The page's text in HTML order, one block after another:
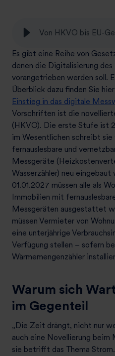
Es gibt eine Reihe von
denen die Digitalisierung des
vorangetrieben werden soll.
Überblick dazu finden Sie
Einstieg in das digitale
Vorschriften ist die
(HKVO). Die erste Stufe ist
im Wesentlichen schreibt sie
fernauslesbare und
Messgeräte
Wasserzähler) neu
01.01.2027 müssen alle als
Immobilien mit
Messgeräten ausgestattet
müssen Vermieter von
eine unterjährige
Verfügung stellen – sofern
Wärmemengenzähler
Warum sich
im Gegenteil
„Die Zeit drängt, nicht nur
auch eine Novellierung
sie betrifft das Thema